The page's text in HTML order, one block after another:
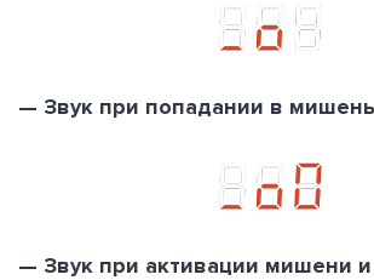
— Звук при попадании в мишень
— Звук при активации мишени